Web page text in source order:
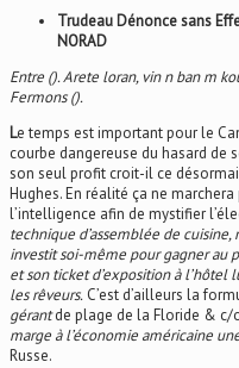
Trudeau Dénonce sans
NORAD
Entre ().Arete loran, vin n ban m
Fermons ().
Le temps est important pour le
courbe dangereuse du hasard de
son seul profit croit-il ce
Hughes. En réalité ça ne
l’intelligence afin de mystifier
technique d’assemblée de
investit soi-même pour gagner au
et son ticket d’exposition à
les rêveurs. C’est d’ailleurs la
gérantde plage de la Floride & c/
marge à l’économie américaine
Russe.